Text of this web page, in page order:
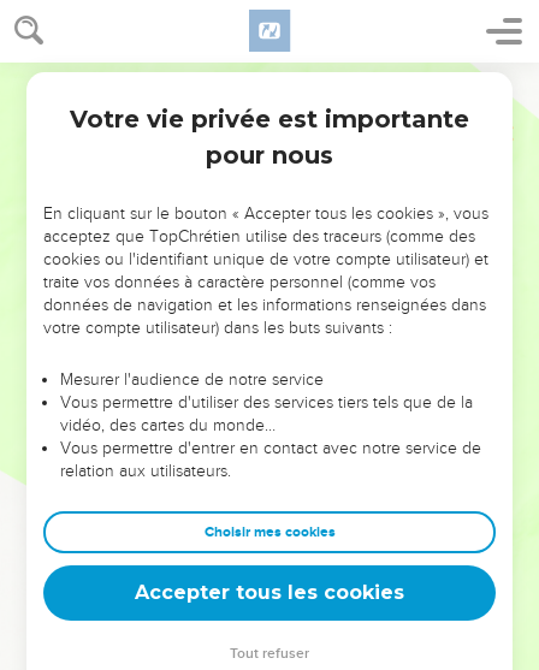
NE MANQUEZ PAS L’ÉVÉNEMENT
DE L’ANNÉE !
ET SI LEURS ERREURS POUVAIENT VOUS ÉVITER LES
VOTRES ?
leur foi ou leur vision. Mais on voit moins les doutes, les erreurs
et les saisons difficiles qu'ils ont traversés, alors même que ce
sont elles qui les ont façonnés.
Dans cette conférence, leaders, entrepreneurs, et responsables
clés pour avancer avec plus de sagesse afin que leurs erreurs
deviennent vos tremplins. Que vous guidiez un ministère, une
équipe, un groupe ou une famille, leur expérience est faite
Votre vie privée est importante
pour nous
En cliquant sur le bouton « Accepter tous les cookies », vous
acceptez que TopChrétien utilise des traceurs (comme des
cookies ou l'identifiant unique de votre compte utilisateur) et
traite vos données à caractère personnel (comme vos
données de navigation et les informations renseignées dans
votre compte utilisateur) dans les buts suivants :
Mesurer l'audience de notre service
Vous permettre d'utiliser des services tiers tels que de la
vidéo, des cartes du monde…
Vous permettre d'entrer en contact avec notre service de
relation aux utilisateurs.
Choisir mes cookies
Accepter tous les cookies
Tout refuser